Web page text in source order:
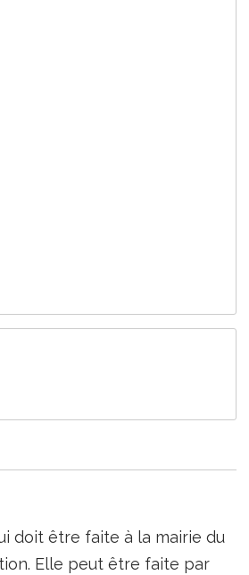
doit être faite à la mairie du
Elle peut être faite par